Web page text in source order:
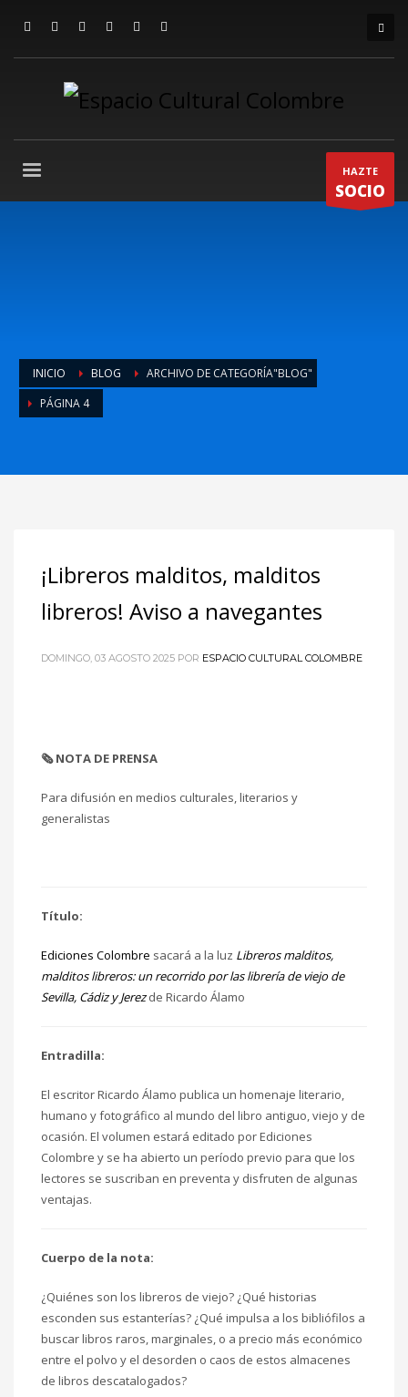
HAZTE
SOCIO
INICIO BLOG
ARCHIVO DE CATEGORÍA"BLOG"
PÁGINA 4
¡Libreros malditos, malditos
libreros! Aviso a navegantes
DOMINGO, 03 AGOSTO 2025 POR ESPACIO CULTURAL COLOMBRE
🗞️ NOTA DE PRENSA
Para difusión en medios culturales, literarios y
generalistas
Título:
Ediciones Colombre sacará a la luz Libreros malditos,
malditos libreros: un recorrido por las librería de viejo de
Sevilla, Cádiz y Jerez de Ricardo Álamo
Entradilla:
El escritor Ricardo Álamo publica un homenaje literario,
humano y fotográfico al mundo del libro antiguo, viejo y de
ocasión. El volumen estará editado por Ediciones
Colombre y se ha abierto un período previo para que los
lectores se suscriban en preventa y disfruten de algunas
ventajas.
Cuerpo de la nota:
¿Quiénes son los libreros de viejo? ¿Qué historias
esconden sus estanterías? ¿Qué impulsa a los bibliófilos a
buscar libros raros, marginales, o a precio más económico
entre el polvo y el desorden o caos de estos almacenes
de libros descatalogados?